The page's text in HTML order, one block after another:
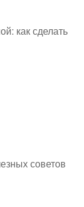
как сделать
советов